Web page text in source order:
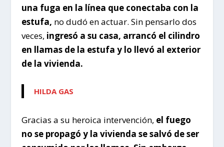
una fuga en la línea que conectaba con la
estufa, no dudó en actuar. Sin pensarlo dos
veces, ingresó a su casa, arrancó el cilindro
en llamas de la estufa y lo llevó al exterior
de la vivienda.
HILDA GAS
Gracias a su heroica intervención, el fuego
no se propagó y la vivienda se salvó de ser